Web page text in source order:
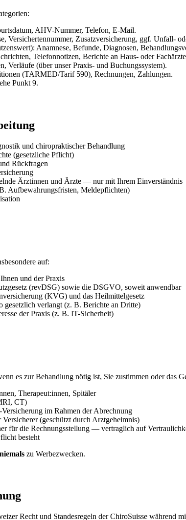
AHV-Nummer, Telefon, E-Mail.
Versichertennummer, Zusatzversicherung, ggf. Unfall-
Anamnese, Befunde, Diagnosen,
Telefonnotizen, Berichte an Haus- oder
Verläufe (über unser Praxis- und Buchungssystem).
(TARMED/Tarif 590), Rechnungen, Zahlungen.
Punkt 9.
und chiropraktischer Behandlung
(gesetzliche Pflicht)
Rückfragen
Ärztinnen und Ärzte — nur mit Ihrem Einverständnis
Aufbewahrungsfristen, Meldepflichten)
auf:
und der Praxis
(revDSG) sowie die DSGVO, soweit anwendbar
(KVG) und das Heilmittelgesetz
verlangt (z. B. Berichte an Dritte)
der Praxis (z. B. IT-Sicherheit)
es zur Behandlung nötig ist, Sie zustimmen oder das
Therapeut:innen, Spitäler
CT)
im Rahmen der Abrechnung
(geschützt durch Arztgeheimnis)
für die Rechnungsstellung — vertraglich auf
besteht
niemals zu Werbezwecken.
Recht und Standesregeln der ChiroSuisse während